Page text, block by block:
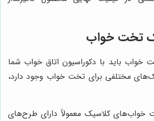
تخت خواب
باید با دکوراسیون اتاق خواب شما
مختلفی برای تخت خواب وجود دارد،
خواب‌های کلاسیک معمولاً دارای طرح‌های